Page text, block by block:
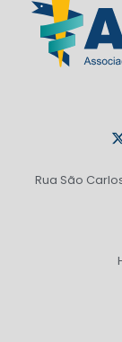
Rua São